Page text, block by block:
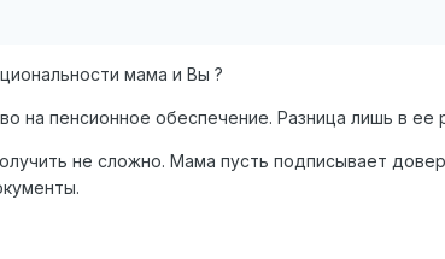
мама и Вы ?
на пенсионное обеспечение. Разница лишь в ее
не сложно. Мама пусть подписывает